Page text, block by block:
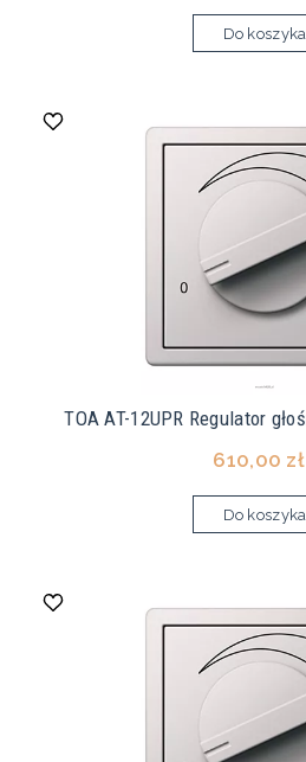
Do koszyka
TOA AT-12UPR Regulator
610,00 zł
Do koszyka